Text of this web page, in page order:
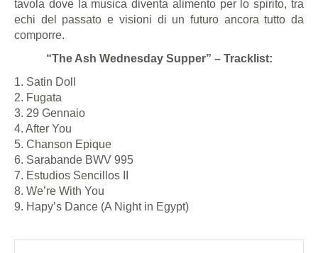
tavola dove la musica diventa alimento per lo spirito, tra
echi del passato e visioni di un futuro ancora tutto da
comporre.
“The Ash Wednesday Supper” – Tracklist:
1. Satin Doll
2. Fugata
3. 29 Gennaio
4. After You
5. Chanson Epique
6. Sarabande BWV 995
7. Estudios Sencillos II
8. We’re With You
9. Hapy’s Dance (A Night in Egypt)